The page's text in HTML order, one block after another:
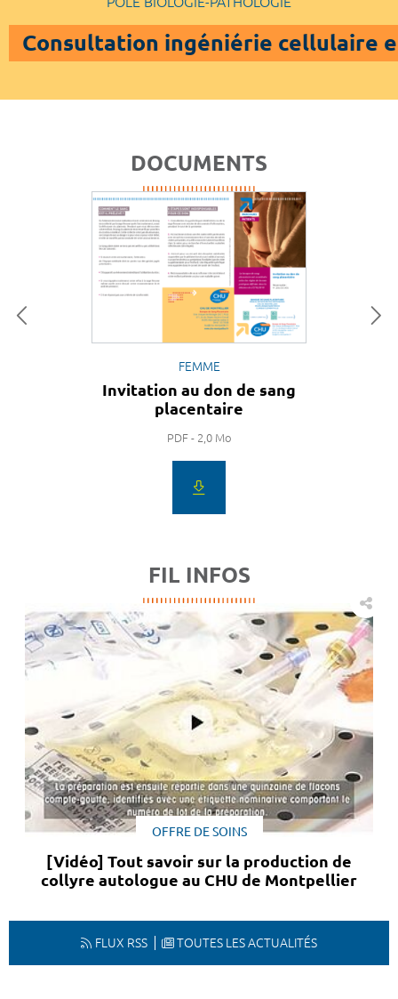
Consultation ingéniérie cellulaire
DOCUMENTS
FEMME
Invitation au don de sang
placentaire
PDF - 2,0 Mo
FIL INFOS
OFFRE DE SOINS
[Vidéo] Tout savoir sur la production de
collyre autologue au CHU de Montpellier
FLUX RSS TOUTES LES ACTUALITÉS